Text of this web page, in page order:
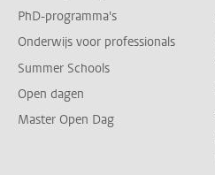
PhD-programma's
Onderwijs voor professionals
Summer Schools
Open dagen
Master Open Dag